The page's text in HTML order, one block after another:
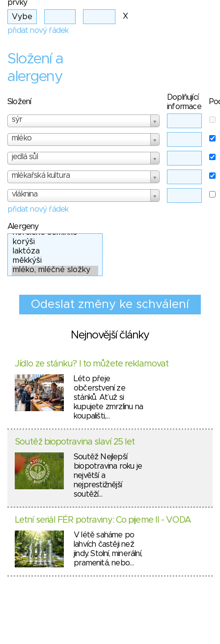
prvky
X
přidat nový řádek
Složení a
alergeny
Složení
Doplňující
informace
sýr
mléko
jedlá sůl
mlékařská kultura
vláknina
přidat nový řádek
Alergeny
Nejnovější články
Jídlo ze stánku? I to můžete reklamovat
Léto přeje
občerstvení ze
stánků. Ať už si
kupujete zmrzlinu na
koupališti,…
Soutěž biopotravina slaví 25 let
Soutěž Nejlepší
biopotravina roku je
největší a
nejprestižnější
soutěží…
Letní seriál FÉR potraviny: Co pijeme II - VODA
V létě saháme po
lahvích častěji než
jindy. Stolní, minerální,
pramenitá, nebo…